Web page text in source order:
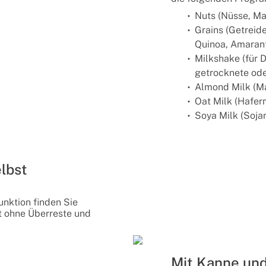
Nuts (Nüsse,
Grains
Quinoa,
Milkshake (für
getrocknete
Almond Milk
Oat Milk
Soya Milk
finden Sie
Überreste und
Mit Kanne